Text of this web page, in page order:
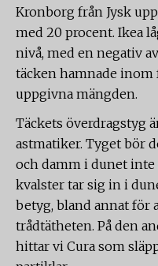
Kronborg från Jysk
med 20 procent. Ikea
nivå, med en negativ
täcken hamnade
uppgivna mängden.
Täckets överdragstyg
astmatiker. Tyget bör
och damm i dunet
kvalster tar sig in i
betyg, bland annat för
trådtätheten. På den
hittar vi Cura som